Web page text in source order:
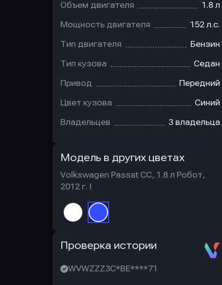
Объем двигателя 1.8 л
Мощность двигателя 152 л.с.
Тип двигателя Бензин
Тип кузова Седан
Привод Передний
Цвет кузова Синий
Владельцев 3 владельца
Модель в других цветах
Volkswagen Passat CC, 1.8 л Робот,
2012 г. I
Проверка истории
WVWZZZ3C*BE****71